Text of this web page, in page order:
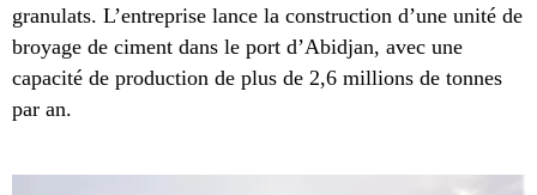
granulats. L’entreprise lance la construction d’une unité de
broyage de ciment dans le port d’Abidjan, avec une
capacité de production de plus de 2,6 millions de tonnes
par an.